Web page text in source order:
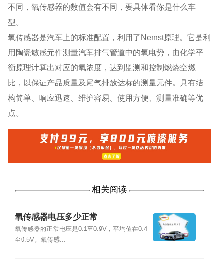
不同，氧传感器的数值会有不同，要具体看你是什么车
型。
氧传感器是汽车上的标准配置，利用了Nernst原理。它是利
用陶瓷敏感元件测量汽车排气管道中的氧电势，由化学平
衡原理计算出对应的氧浓度，达到监测和控制燃烧空燃
比，以保证产品质量及尾气排放达标的测量元件。具有结
构简单、响应迅速、维护容易、使用方便、测量准确等优
点。
相关阅读
氧传感器电压多少正常
氧传感器的正常电压是0.1至0.9V，平均值在0.4
至0.5V。氧传感...